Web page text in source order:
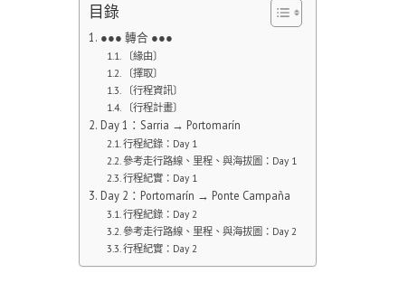
目錄
●●● 轉合 ●●●
〔緣由〕
〔擇取〕
〔行程資訊〕
〔行程計畫〕
Day 1：Sarria → Portomarín
行程紀錄：Day 1
參考走行路線、里程、與海拔圖：Day 1
行程紀實：Day 1
Day 2：Portomarín → Ponte Campaña
行程紀錄：Day 2
參考走行路線、里程、與海拔圖：Day 2
行程紀實：Day 2